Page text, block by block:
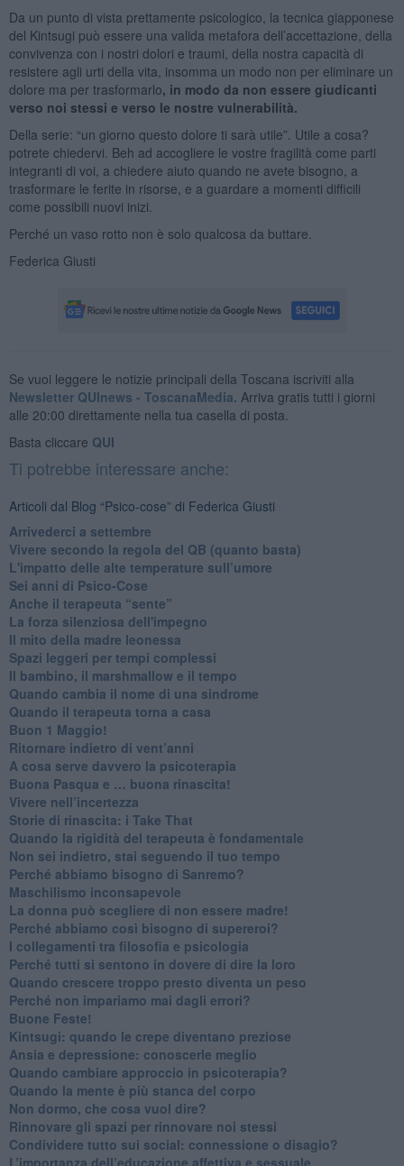
Da un punto di vista prettamente psicologico, la tecnica giapponese
del Kintsugi può essere una valida metafora dell’accettazione, della
convivenza con i nostri dolori e traumi, della nostra capacità di
resistere agli urti della vita, insomma un modo non per eliminare un
dolore ma per trasformarlo, in modo da non essere giudicanti
verso noi stessi e verso le nostre vulnerabilità.
Della serie: “un giorno questo dolore ti sarà utile”. Utile a cosa?
potrete chiedervi. Beh ad accogliere le vostre fragilità come parti
integranti di voi, a chiedere aiuto quando ne avete bisogno, a
trasformare le ferite in risorse, e a guardare a momenti difficili
come possibili nuovi inizi.
Perché un vaso rotto non è solo qualcosa da buttare.
Federica Giusti
Se vuoi leggere le notizie principali della Toscana iscriviti alla
Newsletter QUInews - ToscanaMedia. Arriva gratis tutti i giorni
alle 20:00 direttamente nella tua casella di posta.
Basta cliccare QUI
Ti potrebbe interessare anche:
Articoli dal Blog “Psico-cose” di Federica Giusti
​Arrivederci a settembre
​Vivere secondo la regola del QB (quanto basta)
​L'impatto delle alte temperature sull’umore
Sei anni di Psico-Cose
​Anche il terapeuta “sente”
​La forza silenziosa dell'impegno
​Il mito della madre leonessa
Spazi leggeri per tempi complessi
Il bambino, il marshmallow e il tempo
​Quando cambia il nome di una sindrome
​Quando il terapeuta torna a casa
​Buon 1 Maggio!
Ritornare indietro di vent’anni
​A cosa serve davvero la psicoterapia
​Buona Pasqua e … buona rinascita!
​Vivere nell’incertezza
​Storie di rinascita: i Take That
​Quando la rigidità del terapeuta è fondamentale
​Non sei indietro, stai seguendo il tuo tempo
​Perché abbiamo bisogno di Sanremo?
​Maschilismo inconsapevole
​La donna può scegliere di non essere madre!
​Perché abbiamo così bisogno di supereroi?
​I collegamenti tra filosofia e psicologia
​Perché tutti si sentono in dovere di dire la loro
​Quando crescere troppo presto diventa un peso
​Perché non impariamo mai dagli errori?
​Buone Feste!
​Kintsugi: quando le crepe diventano preziose
Ansia e depressione: conoscerle meglio
Quando cambiare approccio in psicoterapia?
​Quando la mente è più stanca del corpo
Non dormo, che cosa vuol dire?
​Rinnovare gli spazi per rinnovare noi stessi
​Condividere tutto sui social: connessione o disagio?
​L’importanza dell’educazione affettiva e sessuale